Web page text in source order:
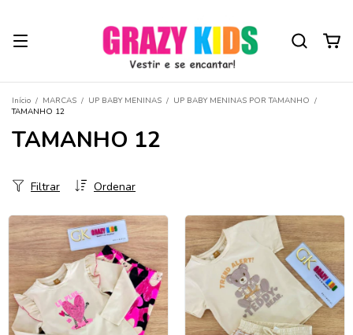
Início / MARCAS / UP BABY MENINAS / UP BABY MENINAS POR TAMANHO /
TAMANHO 12
TAMANHO 12
Ordenar
Filtrar